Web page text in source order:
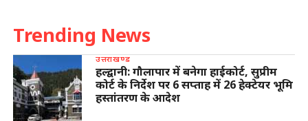
Trending News
उत्तराखण्ड
हल्द्वानी: गौलापार में बनेगा हाईकोर्ट, सुप्रीम
कोर्ट के निर्देश पर 6 सप्ताह में 26 हेक्टेयर भूमि
हस्तांतरण के आदेश